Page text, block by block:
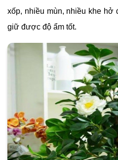
xốp, nhiều mùn, nhiều khe
giữ được độ ẩm tốt.